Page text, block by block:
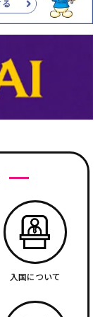
入国について